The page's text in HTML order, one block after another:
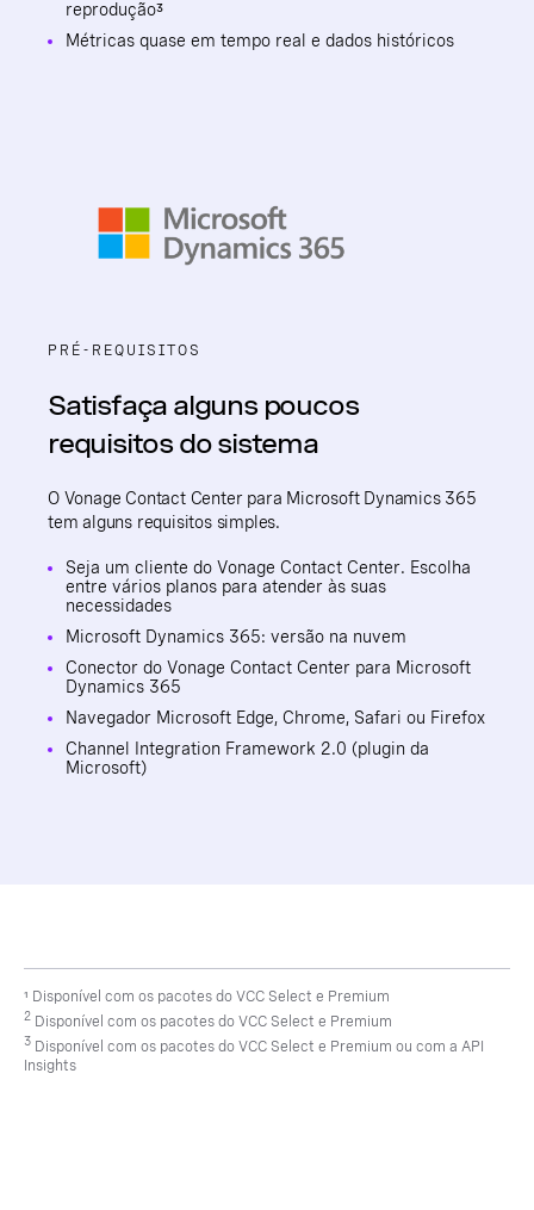
reprodução³
Métricas quase em tempo real e dados históricos
PRÉ-REQUISITOS
Satisfaça alguns poucos
requisitos do sistema
O Vonage Contact Center para Microsoft Dynamics 365
tem alguns requisitos simples.
Seja um cliente do Vonage Contact Center. Escolha
entre vários planos para atender às suas
necessidades
Microsoft Dynamics 365: versão na nuvem
Conector do Vonage Contact Center para Microsoft
Dynamics 365
Navegador Microsoft Edge, Chrome, Safari ou Firefox
Channel Integration Framework 2.0 (plugin da
Microsoft)
¹ Disponível com os pacotes do VCC Select e Premium
2 Disponível com os pacotes do VCC Select e Premium
3 Disponível com os pacotes do VCC Select e Premium ou com a API
Insights